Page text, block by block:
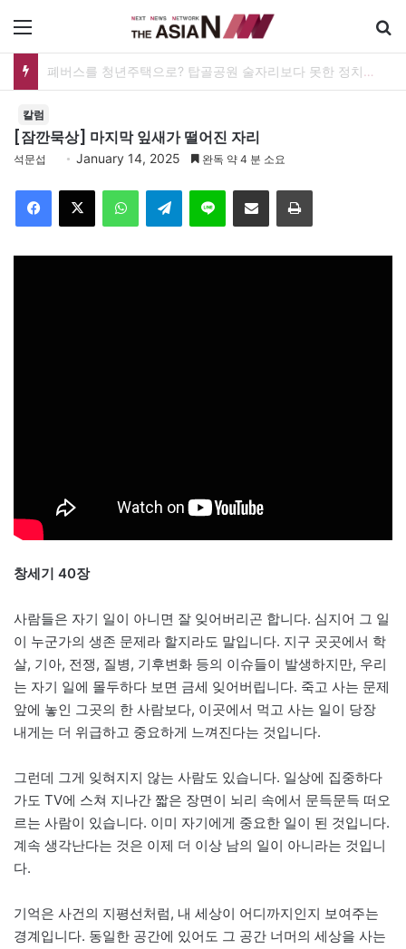
폐버스를 청년주택으로? 탑골공원 술자리보다 못한 정치의 상상력
칼럼
[잠깐묵상] 마지막 잎새가 떨어진 자리
석문섭 January 14, 2025 완독 약 4 분 소요
Telegram 이메일
창세기 40장
사람들은 자기 일이 아니면 잘 잊어버리곤 합니다. 심지어 그 일
이 누군가의 생존 문제라 할지라도 말입니다. 지구 곳곳에서 학
살, 기아, 전쟁, 질병, 기후변화 등의 이슈들이 발생하지만, 우리
는 자기 일에 몰두하다 보면 금세 잊어버립니다. 죽고 사는 문제
앞에 놓인 그곳의 한 사람보다, 이곳에서 먹고 사는 일이 당장
내게는 더 위급하고 중요하게 느껴진다는 것입니다.
그런데 그게 잊혀지지 않는 사람도 있습니다. 일상에 집중하다
가도 TV에 스쳐 지나간 짧은 장면이 뇌리 속에서 문득문득 떠오
르는 사람이 있습니다. 이미 자기에게 중요한 일이 된 것입니다.
계속 생각난다는 것은 이제 더 이상 남의 일이 아니라는 것입니
다.
기억은 사건의 지평선처럼, 내 세상이 어디까지인지 보여주는
경계입니다. 동일한 공간에 있어도 그 공간 너머의 세상을 사는